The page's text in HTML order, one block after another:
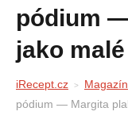
pódium
jako
iRecept.cz Magazín
pódium — Margita